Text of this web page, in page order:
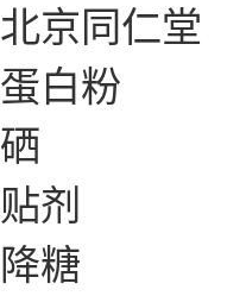
北京同仁堂
蛋白粉
硒
贴剂
降糖